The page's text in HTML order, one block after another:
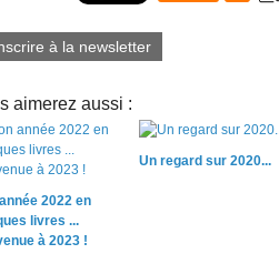
à la newsletter
aimerez aussi :
2022 en
livres ...
à 2023 !
Un regard sur 2020...